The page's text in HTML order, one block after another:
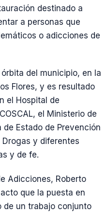
destinado a
a personas que
o adicciones de
del municipio, en la
Flores, y es resultado
el Hospital de
el Ministerio de
Estado de Prevención
y diferentes
y de fe.
Adicciones, Roberto
que la puesta en
de un trabajo conjunto